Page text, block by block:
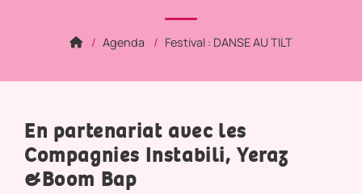
Agenda Festival : DANSE AU TILT
En partenariat avec les
Compagnies Instabili, Yeraz
&Boom Bap